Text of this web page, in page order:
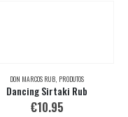
DON MARCOS RUB PRODUTOS
Dancing Sirtaki Rub
€10.95